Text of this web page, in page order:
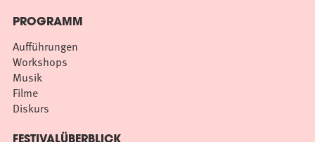
PROGRAMM
Aufführungen
Workshops
Musik
Filme
Diskurs